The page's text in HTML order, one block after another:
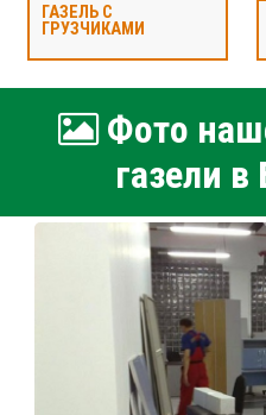
ГАЗЕЛЬ С
ГРУЗЧИКАМИ
Фото
газели